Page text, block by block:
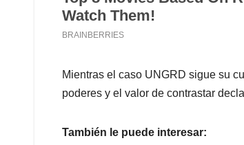
Mientras el caso UNGRD sigue su
poderes y el valor de contrastar
También le puede interesar: